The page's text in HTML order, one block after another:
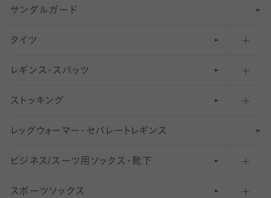
足袋ソックス・靴下
無地・プレーンソックス・靴下
柄ソックス・靴下
スニーカー（くるぶし）用ソックス
アンクル・ショートソックス（くるぶし上）
クルーソックス（ふくらはぎ下）
ハイソックス
フットカバー・カバーソックス（深め）
フットカバー・カバーソックス（ふつう）
フットカバー・カバーソックス（浅め）
サンダルガード
タイツ
30デニール以下のタイツ（薄手タイツ）
31〜40デニールタイツ
41〜60デニールタイツ
61〜80デニールタイツ
81 〜110デニールタイツ
レギンス・スパッツ
柄レギンス
無地レギンス
レギンスパンツ（レギパン）
マタニティレギンス
ストッキング
伝線しにくいストッキング
ショートストッキング
結婚式用ストッキング
レッ グ ウォー マー ・ セパレー ト レ ギンス
ビジネス/スーツ用 ソックス・靴下
匠シリーズ
スポーツソックス